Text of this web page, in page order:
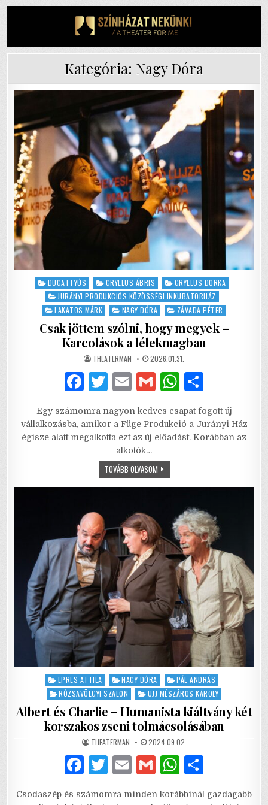
Kategória: Nagy Dóra
Posted
DUGATTYÚS GRYLLUS ÁBRIS
GRYLLUS DORKA
JURÁNYI PRODUKCIÓS KÖZÖSSÉGI INKUBÁTORHÁZ
LAKATOS MÁRK
NAGY DÓRA ZÁVADA PÉTER
Csak jöttem szólni, hogy megyek –
Karcolások a lélekmagban
AUTHOR:
THEATERMAN PUBLISHED
DATE:
2026.01.31.
F
c
e
b
k
T
it
te
r
E
ai
l
G
ai
l
W
at
s
ar
e
Egy számomra nagyon kedves csapat fogott új
vállalkozásba, amikor a Füge Produkció a Jurányi Ház
égisze alatt megalkotta ezt az új előadást. Korábban az
alkotók…
TOVÁBB OLVASOMCSAK
JÖTTEM
SZÓLNI,
KARCOLÁSOK
A
LÉLEKMAGBAN
Posted
in
EPRES ATTILA NAGY DÓRA
PÁL ANDRÁS
RÓZSAVÖLGYI SZALON
UJJ MÉSZÁROS KÁROLY
Albert és Charlie – Humanista kiáltvány két
korszakos zseni tolmácsolásában
AUTHOR:
THEATERMAN PUBLISHED
2024.09.02.
F
T
E
G
W
Csodaszép és számomra minden korábbinál gazdagabb